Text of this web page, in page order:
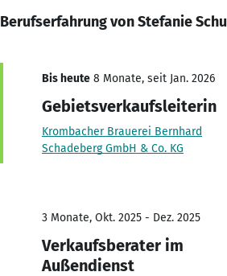
Berufserfahrung von Stefanie
Bis heute 8 Monate, seit Jan. 2026
Gebietsverkaufsleiterin
Krombacher Brauerei Bernhard
Schadeberg GmbH & Co. KG
3 Monate, Okt. 2025 - Dez. 2025
Verkaufsberater im
Außendienst